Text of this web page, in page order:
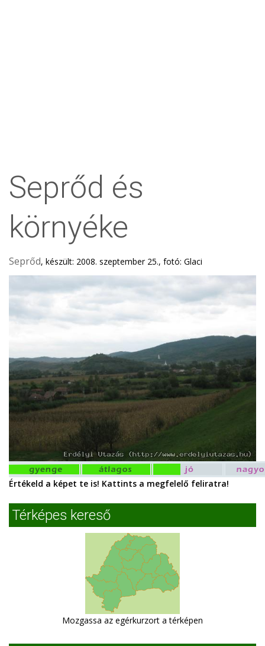
Seprőd és
környéke
Seprőd, készült: 2008. szeptember 25., fotó: Glaci
Értékeld a képet te is! Kattints a megfelelő feliratra!
Térképes kereső
Mozgassa az egérkurzort a térképen